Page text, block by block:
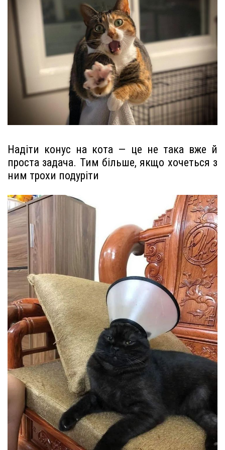
Надіти конус на кота — це не така вже й
проста задача. Тим більше, якщо хочеться з
ним трохи подуріти